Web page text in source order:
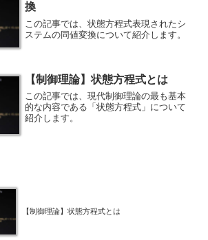
換
この記事では、状態方程式表現されたシ
ステムの同値変換について紹介します。
【制御理論】状態方程式とは
この記事では、現代制御理論の最も基本
的な内容である「状態方程式」について
紹介します。
【制御理論】状態方程式とは